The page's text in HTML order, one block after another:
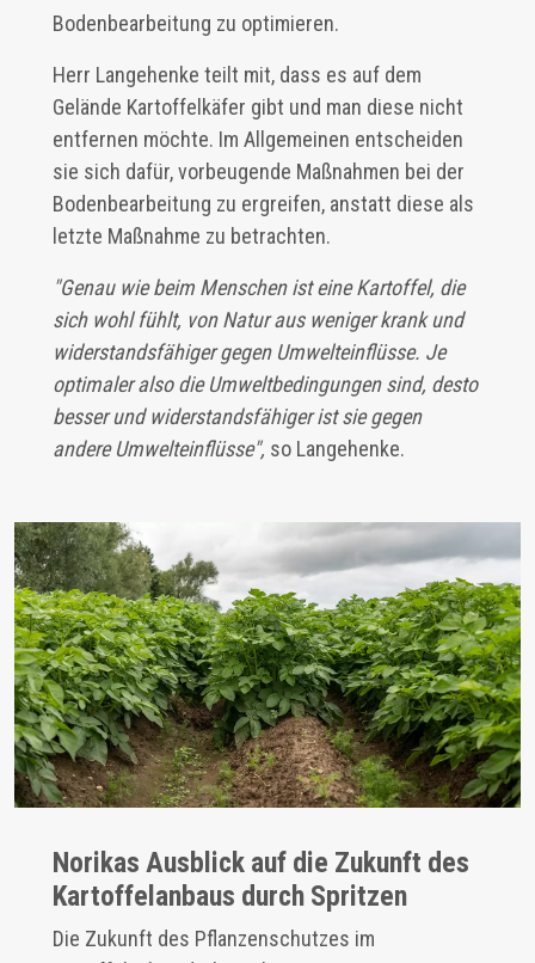
Bodenbearbeitung zu optimieren.
Herr Langehenke teilt mit, dass es auf dem
Gelände Kartoffelkäfer gibt und man diese nicht
entfernen möchte. Im Allgemeinen entscheiden
sie sich dafür, vorbeugende Maßnahmen bei der
Bodenbearbeitung zu ergreifen, anstatt diese als
letzte Maßnahme zu betrachten.
"Genau wie beim Menschen ist eine Kartoffel, die
sich wohl fühlt, von Natur aus weniger krank und
widerstandsfähiger gegen Umwelteinflüsse. Je
optimaler also die Umweltbedingungen sind, desto
besser und widerstandsfähiger ist sie gegen
andere Umwelteinflüsse", so Langehenke.
Norikas Ausblick auf die Zukunft des
Kartoffelanbaus durch Spritzen
Die Zukunft des Pflanzenschutzes im